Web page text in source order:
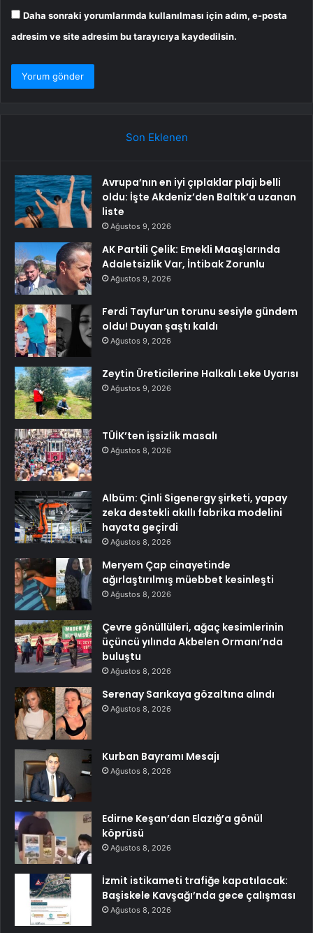
Daha sonraki yorumlarımda kullanılması için adım, e-posta
adresim ve site adresim bu tarayıcıya kaydedilsin.
Son Eklenen
Avrupa’nın en iyi çıplaklar plajı belli
oldu: İşte Akdeniz’den Baltık’a uzanan
liste
Ağustos 9, 2026
AK Partili Çelik: Emekli Maaşlarında
Adaletsizlik Var, İntibak Zorunlu
Ağustos 9, 2026
Ferdi Tayfur’un torunu sesiyle gündem
oldu! Duyan şaştı kaldı
Ağustos 9, 2026
Zeytin Üreticilerine Halkalı Leke Uyarısı
Ağustos 9, 2026
TÜİK’ten işsizlik masalı
Ağustos 8, 2026
Albüm: Çinli Sigenergy şirketi, yapay
zeka destekli akıllı fabrika modelini
hayata geçirdi
Ağustos 8, 2026
Meryem Çap cinayetinde
ağırlaştırılmış müebbet kesinleşti
Ağustos 8, 2026
Çevre gönüllüleri, ağaç kesimlerinin
üçüncü yılında Akbelen Ormanı’nda
buluştu
Ağustos 8, 2026
Serenay Sarıkaya gözaltına alındı
Ağustos 8, 2026
Kurban Bayramı Mesajı
Ağustos 8, 2026
Edirne Keşan’dan Elazığ’a gönül
köprüsü
Ağustos 8, 2026
İzmit istikameti trafiğe kapatılacak:
Başiskele Kavşağı’nda gece çalışması
Ağustos 8, 2026